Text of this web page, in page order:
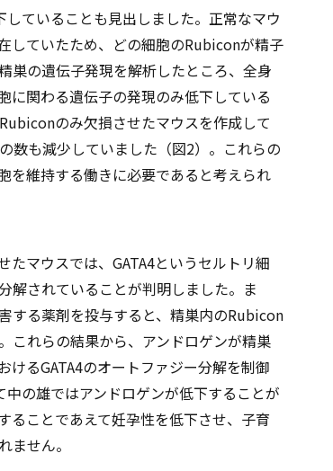
ていることも見出しました。正常なマウ
していたため、どの細胞のRubiconが精子
巣の遺伝子発現を解析したところ、全身
関わる遺伝子の発現のみ低下している
のみ欠損させたマウスを作成して
数も減少していました（図2）。これらの
を維持する働きに必要であると考えられ
マウスでは、GATA4というセルトリ細
解されていることが判明しました。ま
する薬剤を投与すると、精巣内のRubicon
これらの結果から、アンドロゲンが精巣
るGATA4のオートファジー分解を制御
の雄ではアンドロゲンが低下することが
ることであえて妊孕性を低下させ、子育
ません。